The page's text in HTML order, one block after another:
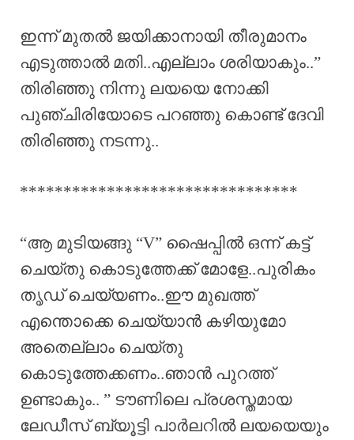
ഇന്ന് മുതൽ ജയിക്കാനായി തീരുമാനം
എടുത്താൽ മതി..എല്ലാം ശരിയാകും..”
തിരിഞ്ഞു നിന്നു ലയയെ നോക്കി
പുഞ്ചിരിയോടെ പറഞ്ഞു കൊണ്ട് ദേവി
തിരിഞ്ഞു നടന്നു..
********************************
“ആ മുടിയങ്ങു “V” ഷൈപ്പിൽ ഒന്ന് കട്ട്‌
ചെയ്തു കൊടുത്തേക്ക് മോളേ..പുരികം
തൃഡ് ചെയ്യണം..ഈ മുഖത്ത്
എന്തൊക്കെ ചെയ്യാൻ കഴിയുമോ
അതെല്ലാം ചെയ്തു
കൊടുത്തേക്കണം..ഞാൻ പുറത്ത്
ഉണ്ടാകും.. ” ടൗണിലെ പ്രശസ്തമായ
ലേഡീസ് ബ്യൂട്ടി പാർലറിൽ ലയയെയും